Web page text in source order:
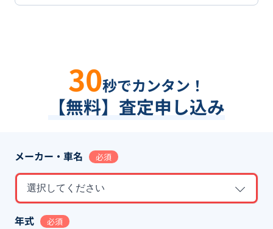
30秒でカンタン！
【無料】査定申し込み
メーカー・車名 必須
選択してください
年式 必須